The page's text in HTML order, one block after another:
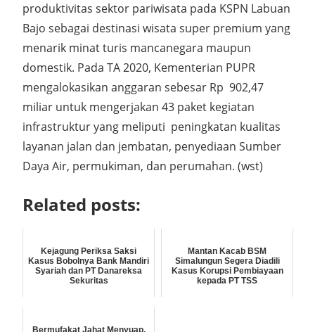
produktivitas sektor pariwisata pada KSPN Labuan
Bajo sebagai destinasi wisata super premium yang
menarik minat turis mancanegara maupun
domestik. Pada TA 2020, Kementerian PUPR
mengalokasikan anggaran sebesar Rp 902,47
miliar untuk mengerjakan 43 paket kegiatan
infrastruktur yang meliputi peningkatan kualitas
layanan jalan dan jembatan, penyediaan Sumber
Daya Air, permukiman, dan perumahan. (wst)
Related posts:
Kejagung Periksa Saksi
Kasus Bobolnya Bank Mandiri
Syariah dan PT Danareksa
Sekuritas
Mantan Kacab BSM
Simalungun Segera Diadili
Kasus Korupsi Pembiayaan
kepada PT TSS
Bermufakat Jahat Menyuap,